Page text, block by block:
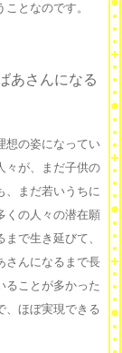
となのです。
あさんになる
想の姿になってい
々が、まだ子供の
、まだ若いうちに
くの人々の潜在願
で生き延びて、
さんになるまで長
ることが多かった
、ほぼ実現できる